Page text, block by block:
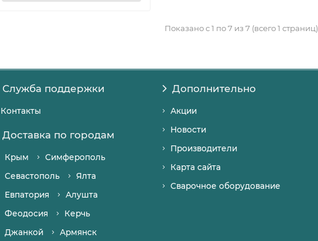
Показано с 1 по 7 из 7 (всего 1 страниц)
Служба поддержки
Контакты
Доставка по городам
Крым
Симферополь
Севастополь
Ялта
Евпатория
Алушта
Феодосия
Керчь
Джанкой
Армянск
Дополнительно
Акции
Новости
Производители
Карта сайта
Сварочное оборудование